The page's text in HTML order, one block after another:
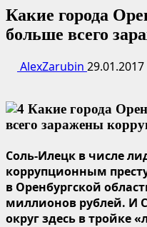
Какие города
больше всего
AlexZarubin 29.01.2017
Соль-Илецк в числе
коррупционным
в Оренбургской
миллионов рублей. И
округ здесь в тройке